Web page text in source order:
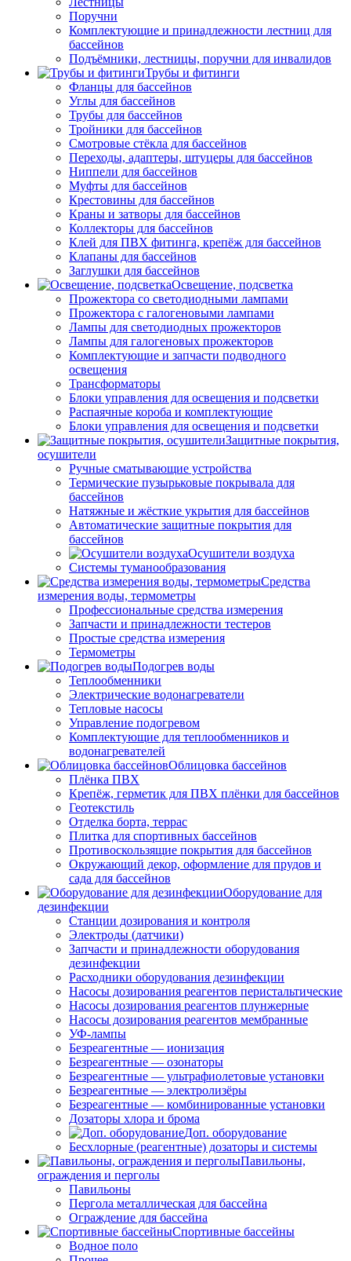
Поручни
Комплектующие и принадлежности лестниц для
бассейнов
Подъёмники, лестницы, поручни для инвалидов
Трубы и фитинги
Фланцы для бассейнов
Углы для бассейнов
Трубы для бассейнов
Тройники для бассейнов
Смотровые стёкла для бассейнов
Переходы, адаптеры, штуцеры для бассейнов
Ниппели для бассейнов
Муфты для бассейнов
Крестовины для бассейнов
Краны и затворы для бассейнов
Коллекторы для бассейнов
Клей для ПВХ фитинга, крепёж для бассейнов
Клапаны для бассейнов
Заглушки для бассейнов
Освещение, подсветка
Прожектора со светодиодными лампами
Прожектора с галогеновыми лампами
Лампы для светодиодных прожекторов
Лампы для галогеновых прожекторов
Комплектующие и запчасти подводного
освещения
Трансформаторы
Блоки управления для освещения и подсветки
Распаячные короба и комплектующие
Блоки управления для освещения и подсветки
Защитные покрытия,
осушители
Ручные сматывающие устройства
Термические пузырьковые покрывала для
бассейнов
Натяжные и жёсткие укрытия для бассейнов
Автоматические защитные покрытия для
бассейнов
Осушители воздуха
Системы туманообразования
Средства
измерения воды, термометры
Профессиональные средства измерения
Запчасти и принадлежности тестеров
Простые средства измерения
Термометры
Подогрев воды
Теплообменники
Электрические водонагреватели
Тепловые насосы
Управление подогревом
Комплектующие для теплообменников и
водонагревателей
Облицовка бассейнов
Плёнка ПВХ
Крепёж, герметик для ПВХ плёнки для бассейнов
Геотекстиль
Отделка борта, террас
Плитка для спортивных бассейнов
Противоскользящие покрытия для бассейнов
Окружающий декор, оформление для прудов и
сада для бассейнов
Оборудование для
дезинфекции
Станции дозирования и контроля
Электроды (датчики)
Запчасти и принадлежности оборудования
дезинфекции
Расходники оборудования дезинфекции
Насосы дозирования реагентов перистальтические
Насосы дозирования реагентов плунжерные
Насосы дозирования реагентов мембранные
УФ-лампы
Безреагентные — ионизация
Безреагентные — озонаторы
Безреагентные — ультрафиолетовые установки
Безреагентные — электролизёры
Безреагентные — комбинированные установки
Дозаторы хлора и брома
Доп. оборудование
Бесхлорные (реагентные) дозаторы и системы
Павильоны,
ограждения и перголы
Павильоны
Пергола металлическая для бассейна
Ограждение для бассейна
Спортивные бассейны
Водное поло